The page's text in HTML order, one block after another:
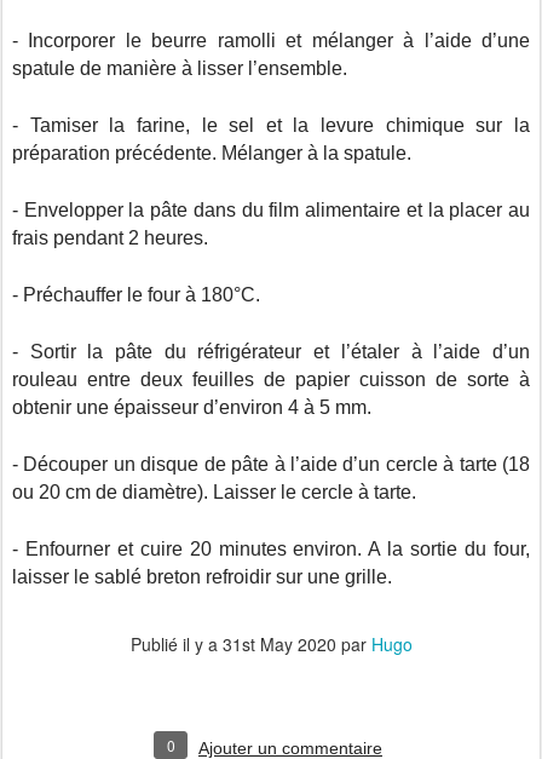
- Incorporer le beurre ramolli et mélanger à l’aide d’une
spatule de manière à lisser l’ensemble.
- Tamiser la farine, le sel et la levure chimique sur la
préparation précédente. Mélanger à la spatule.
- Envelopper la pâte dans du film alimentaire et la placer au
frais pendant 2 heures.
- Préchauffer le four à 180°C.
- Sortir la pâte du réfrigérateur et l’étaler à l’aide d’un
rouleau entre deux feuilles de papier cuisson de sorte à
obtenir une épaisseur d’environ 4 à 5 mm.
- Découper un disque de pâte à l’aide d’un cercle à tarte (18
ou 20 cm de diamètre). Laisser le cercle à tarte.
- Enfourner et cuire 20 minutes environ. A la sortie du four,
laisser le sablé breton refroidir sur une grille.
Publié il y a 31st May 2020 par Hugo
0 Ajouter un commentaire